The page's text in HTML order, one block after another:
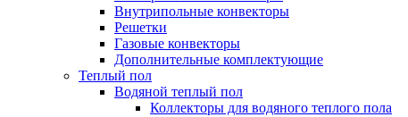
Внутрипольные конвекторы
Решетки
Газовые конвекторы
Дополнительные комплектующие
Теплый пол
Водяной теплый пол
Коллекторы для водяного теплого пола